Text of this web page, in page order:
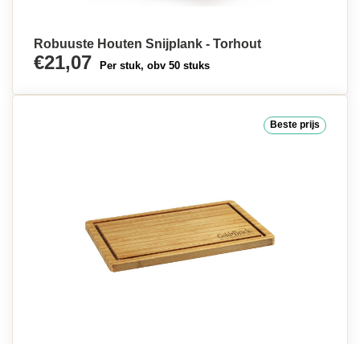
Robuuste Houten Snijplank - Torhout
€21,07 Per stuk, obv 50 stuks
Beste prijs